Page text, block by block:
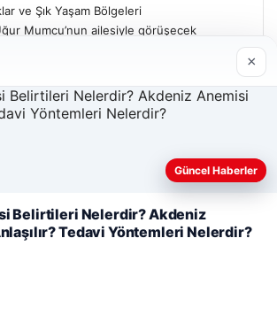
ve Şık Yaşam Bölgeleri
Mumcu’nun ailesiyle görüşecek
Çerçeve Yasa Açıklaması: Hukuk Devleti
daha iyi anlayabilmek,
Politikamız
Kabul Et
×
Güncel Haberler
Belirtileri Nelerdir? Akdeniz
Tedavi Yöntemleri Nelerdir?